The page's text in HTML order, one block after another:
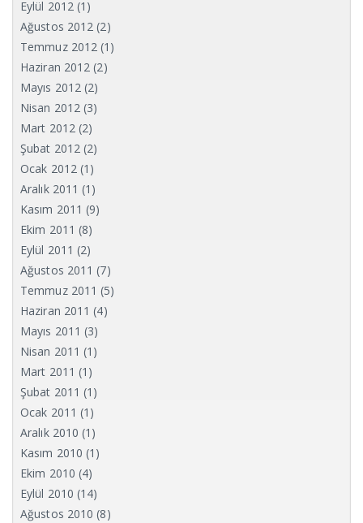
Eylül 2012 (1)
Ağustos 2012 (2)
Temmuz 2012 (1)
Haziran 2012 (2)
Mayıs 2012 (2)
Nisan 2012 (3)
Mart 2012 (2)
Şubat 2012 (2)
Ocak 2012 (1)
Aralık 2011 (1)
Kasım 2011 (9)
Ekim 2011 (8)
Eylül 2011 (2)
Ağustos 2011 (7)
Temmuz 2011 (5)
Haziran 2011 (4)
Mayıs 2011 (3)
Nisan 2011 (1)
Mart 2011 (1)
Şubat 2011 (1)
Ocak 2011 (1)
Aralık 2010 (1)
Kasım 2010 (1)
Ekim 2010 (4)
Eylül 2010 (14)
Ağustos 2010 (8)